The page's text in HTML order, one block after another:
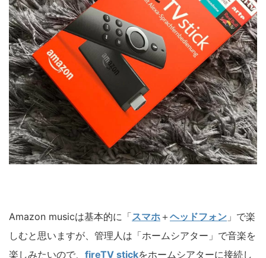
Amazon musicは基本的に「スマホ ＋ヘッドフォン 」で楽
しむと思いますが、管理人は「ホームシアター」で音楽を
楽しみたいので、 fireTV stickをホームシアターに接続し